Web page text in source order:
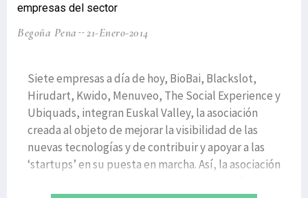
empresas del sector
Begoña Pena 21-Enero-2014
Siete empresas a día de hoy, BioBai, Blackslot,
Hirudart, Kwido, Menuveo, The Social Experience y
Ubiquads, integran Euskal Valley, la asociación
creada al objeto de mejorar la visibilidad de las
nuevas tecnologías y de contribuir y apoyar a las
‘startups’ en su puesta en marcha. Así, la asociación